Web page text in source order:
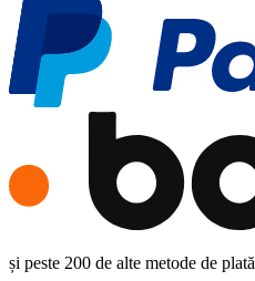
și peste 200 de alte metode de plată